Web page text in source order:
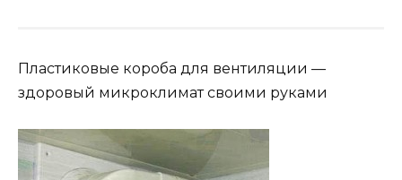
Пластиковые короба для вентиляции —
здоровый микроклимат своими руками